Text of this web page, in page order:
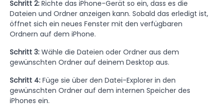
Schritt 2: Richte das iPhone-Gerät so ein, dass es die
Dateien und Ordner anzeigen kann. Sobald das erledigt ist,
öffnet sich ein neues Fenster mit den verfügbaren
Ordnern auf dem iPhone.
Schritt 3: Wähle die Dateien oder Ordner aus dem
gewünschten Ordner auf deinem Desktop aus.
Schritt 4: Füge sie über den Datei-Explorer in den
gewünschten Ordner auf dem internen Speicher des
iPhones ein.